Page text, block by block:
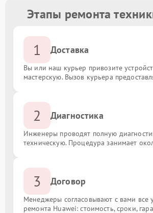
Этапы ремонта
1 Доставка
Вы или наш курьер привозите
мастерскую. Вызов курьера
2 Диагностика
Инженеры проводят полную
техническую. Процедура занимает
3 Договор
Менеджеры согласовывают с вами все
ремонта Huawei: стоимость, сроки,